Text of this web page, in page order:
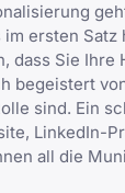
ersten Satz
dass Sie Ihre
begeistert
sind. Ein
LinkedIn-
all die